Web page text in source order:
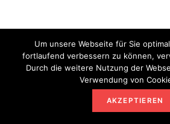
RELATED
Um unsere Webseite für Sie
fortlaufend verbessern zu können,
Durch die weitere Nutzung der
Verwendung von
AKZEPTIEREN